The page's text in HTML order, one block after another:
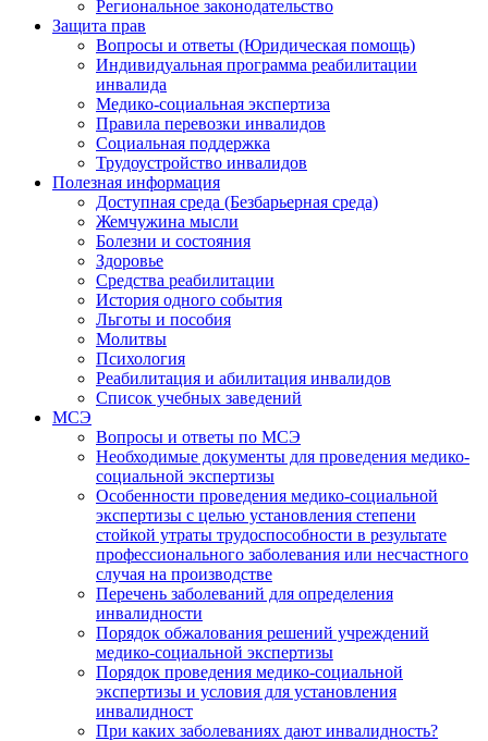
Региональное законодательство
Защита прав
Вопросы и ответы (Юридическая помощь)
Индивидуальная программа реабилитации
инвалида
Медико-социальная экспертиза
Правила перевозки инвалидов
Социальная поддержка
Трудоустройство инвалидов
Полезная информация
Доступная среда (Безбарьерная среда)
Жемчужина мысли
Болезни и состояния
Здоровье
Средства реабилитации
История одного события
Льготы и пособия
Молитвы
Психология
Реабилитация и абилитация инвалидов
Список учебных заведений
МСЭ
Вопросы и ответы по МСЭ
Необходимые документы для проведения медико-
социальной экспертизы
Особенности проведения медико-социальной
экспертизы с целью установления степени
стойкой утраты трудоспособности в результате
профессионального заболевания или несчастного
случая на производстве
Перечень заболеваний для определения
инвалидности
Порядок обжалования решений учреждений
медико-социальной экспертизы
Порядок проведения медико-социальной
экспертизы и условия для установления
инвалидност
При каких заболеваниях дают инвалидность?